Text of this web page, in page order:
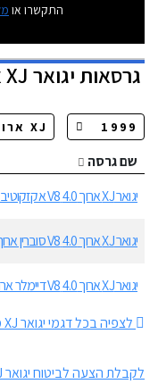
התקשרו או
גרסאותיגואר XJ ארוך
שם גרסה
יגואר XJ ארוך 4.0 V8 אקזקוטיב ארוך
יגואר XJ ארוך 4.0 V8 סוברין ארוך
יגואר XJ ארוך 4.0 V8 דיימלר ארוך
לצפיה בכל דגמי יגואר XJ מכל השנים
לקבלת הצעה לביטוח יגואר XJ